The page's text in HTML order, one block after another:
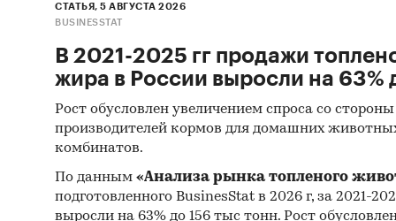
там
СТАТЬЯ, 5 АВГУСТА 2026
BUSINESSTAT
В 2021-2025 гг продажи
жира в России выросли на 63%
Рост обусловлен увеличением спроса со
производителей кормов для домашних
комбинатов.
По данным «Анализа рынка топленого
подготовленного BusinesStat в 2026 г, за 2021-
выросли на 63% до 156 тыс тонн. Рост